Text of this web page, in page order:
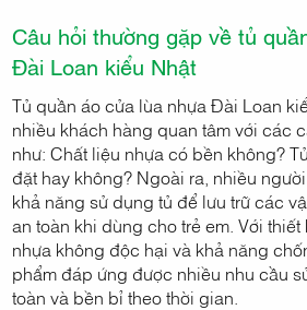
Câu hỏi thường gặp về tủ
Đài Loan kiểu Nhật
Tủ quần áo cửa lùa nhựa Đài Loan
nhiều khách hàng quan tâm với các
như: Chất liệu nhựa có bền không?
đặt hay không? Ngoài ra, nhiều
khả năng sử dụng tủ để lưu trữ các
an toàn khi dùng cho trẻ em. Với
nhựa không độc hại và khả năng
phẩm đáp ứng được nhiều nhu cầu
toàn và bền bỉ theo thời gian.